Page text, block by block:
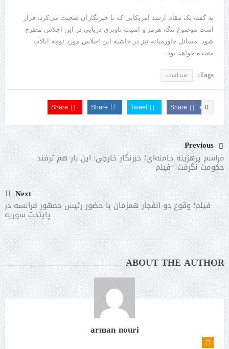
به گفته یک مقام ارشد آمریکایی که با خبرنگاران صحبت می‌کرد، قرار
است موضوع تنگه هرمز و امنیت ناوبری دریایی در این اجلاس مطرح
شود. مسائل خاورمیانه نیز در حاشیه این اجلاس مورد توجه ایالات
متحده خواهد بود.
Tags: سیاست
Share 0
Tweet
Share
Share
Previous
مراسم پرهزینه خامنه‌ای؛ خبرنگار خارجی: این بار هم ترفند
حکومت نگرفت!+فیلم
Next
فیلم؛ وقوع دو انفجار همزمان با حضور رئیس جمهور فرانسه در
پایتخت سوریه
ABOUT THE AUTHOR
arman nouri